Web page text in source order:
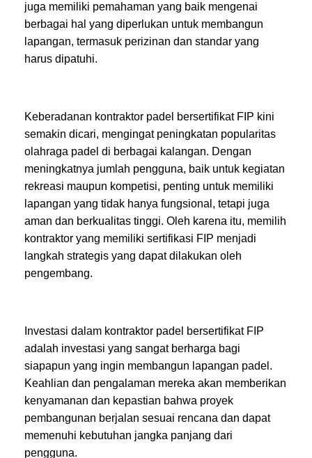
juga memiliki pemahaman yang baik mengenai
berbagai hal yang diperlukan untuk membangun
lapangan, termasuk perizinan dan standar yang
harus dipatuhi.
Keberadanan kontraktor padel bersertifikat FIP kini
semakin dicari, mengingat peningkatan popularitas
olahraga padel di berbagai kalangan. Dengan
meningkatnya jumlah pengguna, baik untuk kegiatan
rekreasi maupun kompetisi, penting untuk memiliki
lapangan yang tidak hanya fungsional, tetapi juga
aman dan berkualitas tinggi. Oleh karena itu, memilih
kontraktor yang memiliki sertifikasi FIP menjadi
langkah strategis yang dapat dilakukan oleh
pengembang.
Investasi dalam kontraktor padel bersertifikat FIP
adalah investasi yang sangat berharga bagi
siapapun yang ingin membangun lapangan padel.
Keahlian dan pengalaman mereka akan memberikan
kenyamanan dan kepastian bahwa proyek
pembangunan berjalan sesuai rencana dan dapat
memenuhi kebutuhan jangka panjang dari
pengguna.